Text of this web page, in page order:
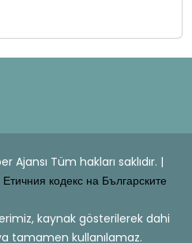
Tüm hakları saklıdır. |
кодекс на Българските
kaynak gösterilerek dahi
tamamen kullanılamaz.